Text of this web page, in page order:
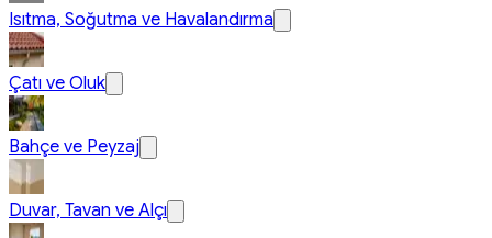
Isıtma, Soğutma ve Havalandırma
Çatı ve Oluk
Bahçe ve Peyzaj
Duvar, Tavan ve Alçı